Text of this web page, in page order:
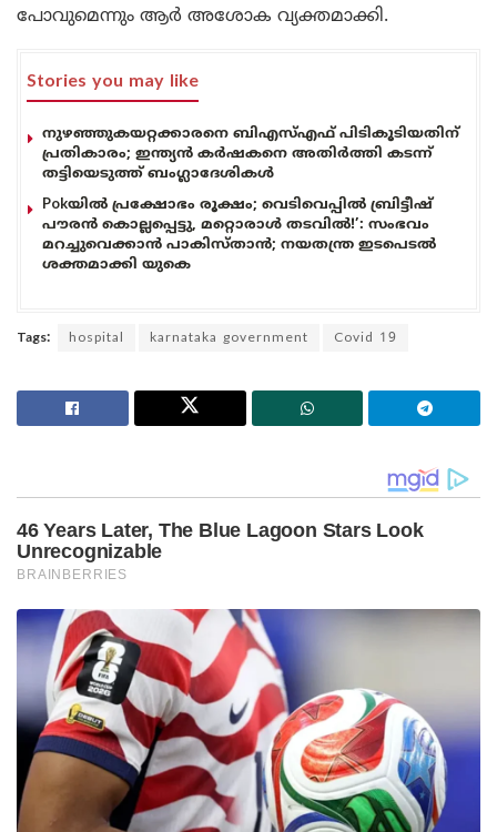
പോവുമെന്നും ആർ അശോക വ്യക്തമാക്കി.
Stories you may like
നുഴഞ്ഞുകയറ്റക്കാരനെ ബിഎസ്എഫ് പിടികൂടിയതിന്
പ്രതികാരം; ഇന്ത്യൻ കർഷകനെ അതിർത്തി കടന്ന്
തട്ടിയെടുത്ത് ബംഗ്ലാദേശികൾ
Pokയിൽ പ്രക്ഷോഭം രൂക്ഷം; വെടിവെപ്പിൽ ബ്രിട്ടീഷ്
പൗരൻ കൊല്ലപ്പെട്ടു, മറ്റൊരാൾ തടവിൽ!’: സംഭവം
മറച്ചുവെക്കാൻ പാകിസ്താൻ; നയതന്ത്ര ഇടപെടൽ
ശക്തമാക്കി യുകെ
Tags: hospital karnataka government Covid 19